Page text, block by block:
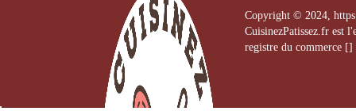
Copyright © 2024,
CuisinezPatissez.fr est
registre du commerce []